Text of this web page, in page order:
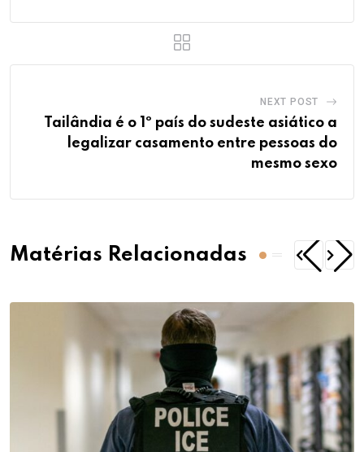
NEXT POST
Tailândia é o 1º país do sudeste asiático a
legalizar casamento entre pessoas do
mesmo sexo
Matérias Relacionadas